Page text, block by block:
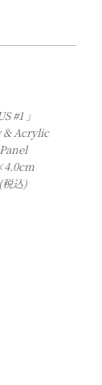
#1 」
& Acrylic
込)